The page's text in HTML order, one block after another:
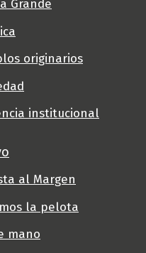
Grande
originarios
institucional
al Margen
la pelota
mano